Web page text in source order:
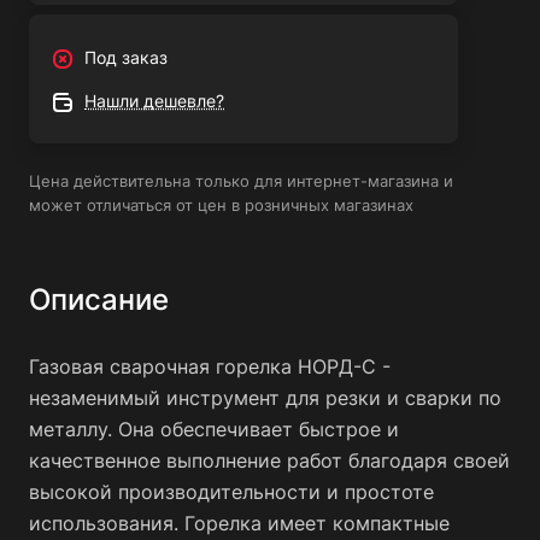
- Удобный вентильный тип управления и соединительная
резьба М16х1,5 и М16х1,5LH
- Эффективное смешение газов и высокая температура
пламени
помощник для резки и сварки по металлу. Она обладает
высокой производительностью, простотой
использования и надежностью, что делает ее идеальным
выбором для профессиональных и любительских работ.
Приобретая горелку НОРД-С, вы получаете
качественный инструмент, который будет служить вам
долгие годы.
Под заказ
Нашли дешевле?
Цена действительна только для интернет-магазина и
может отличаться от цен в розничных магазинах
Описание
Газовая сварочная горелка НОРД-С -
незаменимый инструмент для резки и сварки по
металлу. Она обеспечивает быстрое и
качественное выполнение работ благодаря своей
высокой производительности и простоте
использования. Горелка имеет компактные